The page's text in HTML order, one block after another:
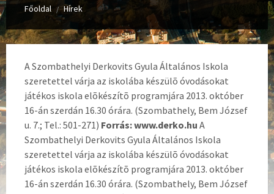
Főoldal / Hírek
A Szombathelyi Derkovits Gyula Általános Iskola
szeretettel várja az iskolába készülõ óvodásokat
játékos iskola elõkészítõ programjára 2013. október
16-án szerdán 16.30 órára. (Szombathely, Bem József
u. 7.; Tel.: 501-271) Forrás: www.derko.hu A
Szombathelyi Derkovits Gyula Általános Iskola
szeretettel várja az iskolába készülõ óvodásokat
játékos iskola elõkészítõ programjára 2013. október
16-án szerdán 16.30 órára. (Szombathely, Bem József